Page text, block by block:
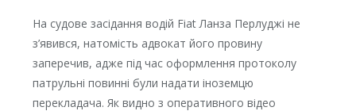
На судове засідання водій Fiat Ланза Перлуджі не
з’явився, натомість адвокат його провину
заперечив, адже під час оформлення протоколу
патрульні повинні були надати іноземцю
перекладача. Як видно з оперативного відео